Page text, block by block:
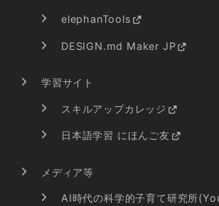
elephanTools
DESIGN.md Maker JP
学習サイト
スキルアップカレッジ
日本語学習 にほんご友
メディア等
AI時代の科学的子育て研究所